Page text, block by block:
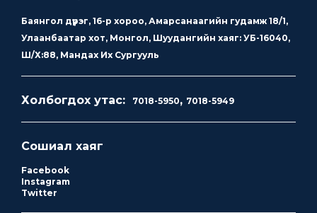
Баянгол дүүрэг, 16-р хороо, Амарсанаагийн гудамж 18/1,
Улаанбаатар хот, Монгол, Шуудангийн хаяг: УБ-16040,
Ш/Х:88, Мандах Их Сургууль
Холбогдох утас: 7018-5950, 7018-5949
Сошиал хаяг
Facebook
Instagram
Twitter